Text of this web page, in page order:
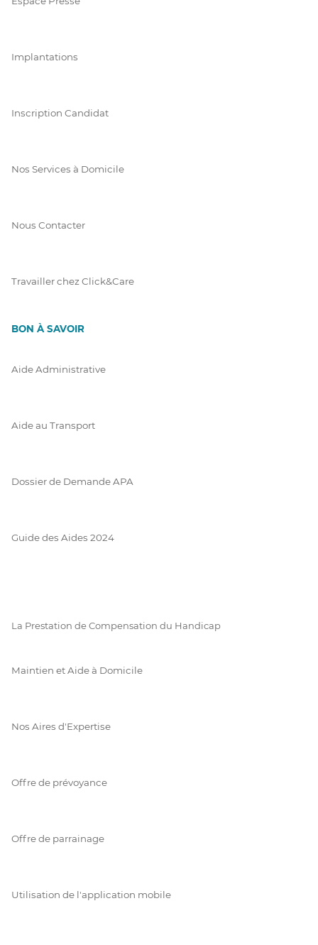
Implantations
Inscription Candidat
Nos Services à Domicile
Nous Contacter
Travailler chez Click&Care
BON À SAVOIR
Aide Administrative
Aide au Transport
Dossier de Demande APA
Guide des Aides 2024
La Prestation de Compensation du Handicap
Maintien et Aide à Domicile
Nos Aires d'Expertise
Offre de prévoyance
Offre de parrainage
Utilisation de l'application mobile